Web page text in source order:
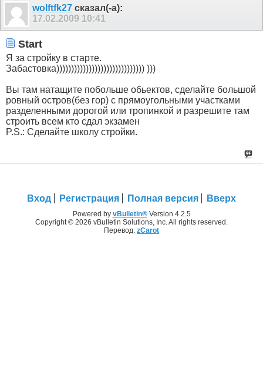
wolftfk27 сказал(-а):
17.02.2009 10:41
Start
Я за стройку в старте.
Забастовка)))))))))))))))))))))))))))))) )))
Вы там натащите побольше обьектов, сделайте большой
ровный остров(без гор) с прямоугольными участками
разделенными дорогой или тропинкой и разрешите там
строить всем кто сдал экзамен
P.S.: Сделайте школу стройки.
Вход Регистрация Полная версия Вверх
Powered by vBulletin®Version 4.2.5
Copyright © 2026 vBulletin Solutions, Inc. All rights reserved.
Перевод: zCarot